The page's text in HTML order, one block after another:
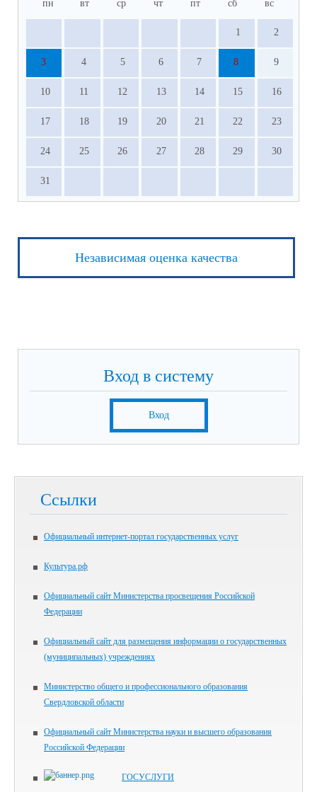
пн вт ср чт пт сб вс
1 2
3 4 5 6 7 8 9
10 11 12 13 14 15 16
17 18 19 20 21 22 23
24 25 26 27 28 29 30
31
Независимая оценка качества
Вход в систему
Вход
Ссылки
Официальный интернет-портал государственных услуг
Культура.рф
Официальный сайт Министерства просвещения Российской
Федерации
Официальный сайт для размещения информации о государственных
(муниципальных) учреждениях
Министерство общего и профессионального образования
Свердловской области
Официальный сайт Министерства науки и высшего образования
Российской Федерации
ГОСУСЛУГИ